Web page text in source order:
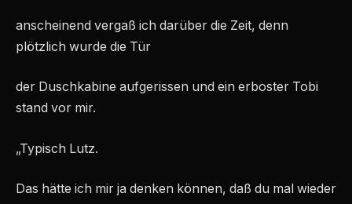
anscheinend vergaß ich darüber die Zeit, denn
plötzlich wurde die Tür
der Duschkabine aufgerissen und ein erboster Tobi
stand vor mir.
„Typisch Lutz.
Das hätte ich mir ja denken können, daß du mal wieder